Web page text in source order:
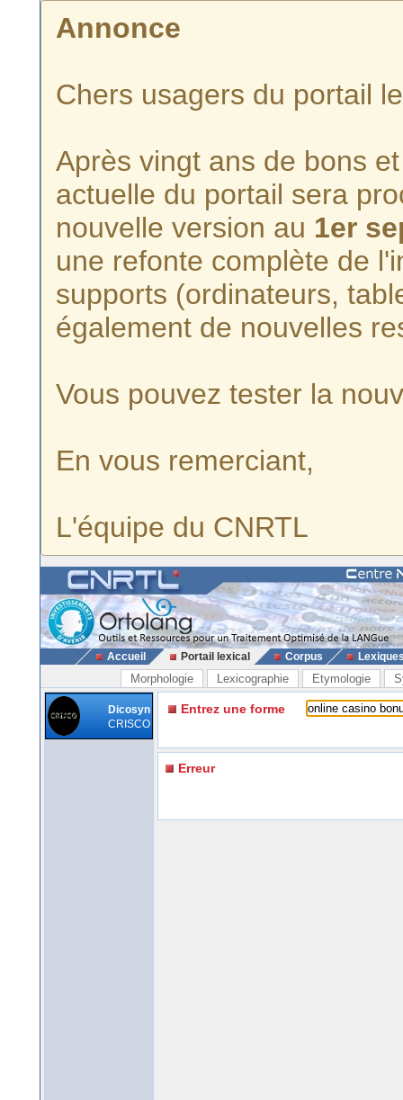
Annonce
Chers usagers du portail
Après vingt ans de bons
actuelle du portail sera
nouvelle version au 1er
une refonte complète de
supports (ordinateurs,
également de nouvelles
Vous pouvez tester la
En vous remerciant,
L'équipe du CNRTL
Accueil Portail lexical Corpus
Morphologie Lexicographie Etymologie
Dicosyn
CRISCO
Entrez une forme
Erreur